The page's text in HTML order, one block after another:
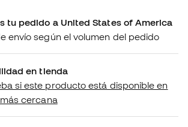
tu pedido a United States of America
envío según el volumen del pedido
en tienda
si este producto está disponible en
cercana